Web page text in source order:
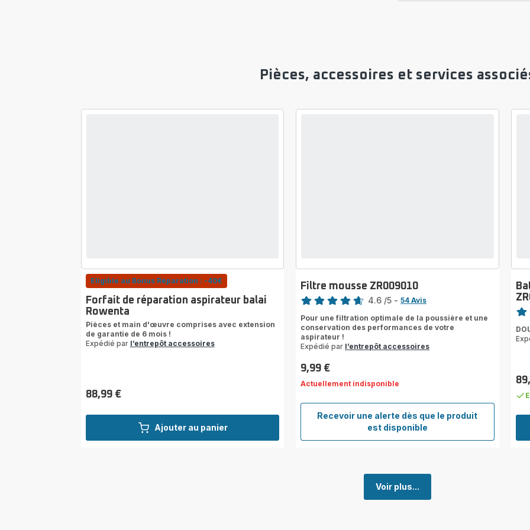
Pièces, accessoires et services
Ajouter au panier
Eligible au Bonus Réparation : -40€
Forfait de réparation aspirateur balai
Rowenta
Pièces et main d'œuvre comprises avec extension
de garantie de 6 mois !
Expédié par l’entrepôt accessoires
Prix
88,99 €
Recevoir une alerte dès que le produit
est disponible
Filtre
mousse
Filtre mousse ZR009010
Note
4.6 /5 - 54 Avis
Pour une filtration optimale de la poussière et une
conservation des performances de votre
aspirateur !
Expédié par l’entrepôt accessoires
Prix
9,99 €
Actuellement indisponible
Note
Prix
Voir plus...